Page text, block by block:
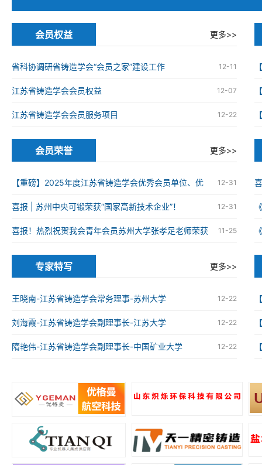
会员权益 更多>>
12-11
省科协调研省铸造学会“会员之家”建设工作
12-07
江苏省铸造学会会员权益
12-22
江苏省铸造学会会员服务项目
会员荣誉 更多>>
12-31
【重磅】2025年度江苏省铸造学会优秀会员单位、优
秀科技工作者、优秀青年科技工作者获奖名单 12-31
喜报 | 苏州中央可锻荣获“国家高新技术企业”！
11-25
喜报！热烈祝贺我会青年会员苏州大学张孝足老师荣获
2025年度资源循环利用领域优秀博士学位论文
专家特写 更多>>
12-22
王晓南-江苏省铸造学会常务理事-苏州大学
12-22
刘海霞-江苏省铸造学会副理事长-江苏大学
12-22
隋艳伟-江苏省铸造学会副理事长-中国矿业大学